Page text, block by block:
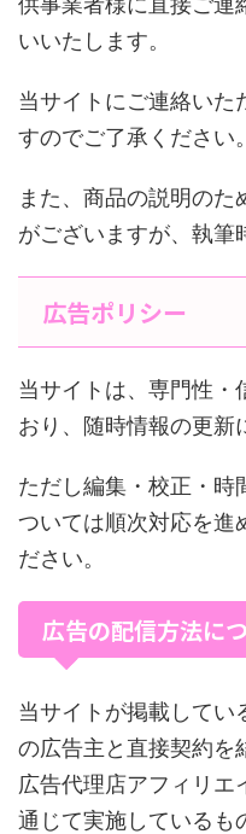
いいたします。
当サイトにご連絡いた
すのでご了承ください。
また、商品の説明のた
がございますが、執筆
広告ポリシー
当サイトは、専門性・
おり、随時情報の更新
ただし編集・校正・時
ついては順次対応を進
ださい。
広告の配信方法に
当サイトが掲載してい
の広告主と直接契約を
広告代理店アフィリエ
通じて実施しているも